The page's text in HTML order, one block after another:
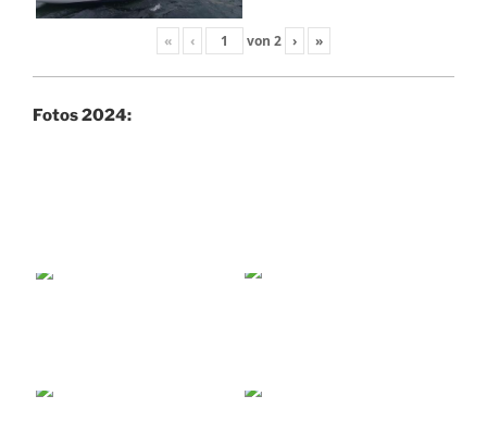
« ‹ von 2 › »
Fotos 2024: